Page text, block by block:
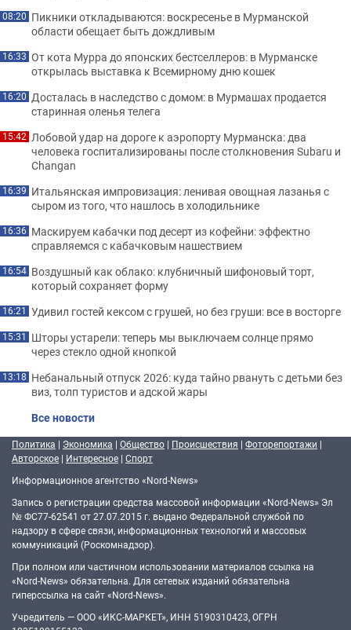
08:20 Пикники откладываются: воскресенье в Мурманской
области обещает быть дождливым
16:33 От кота Мурра до японских бестселлеров: в Мурманске
открылась выставка к Всемирному дню кошек
16:20 Досталась в наследство с домом: в Мурмашах продается
старинная оленья телега
15:42 Лобовой удар на дороге к аэропорту Мурманска: два
человека госпитализированы после столкновения Subaru и
Changan
16:39 Итальянская импровизация: ленивая овощная лазанья с
сыром из того, что нашлось в холодильнике
16:36 Маскируем кабачки под десерт из кофейни: эффектно
справляемся с кабачковым нашествием
16:54 Воздушный как облако: клубничный шифоновый торт,
который сохраняет форму
16:21 Удивил гостей кексом с грушей, но без груши: все в восторге
15:31 Шторы устарели: теперь мы выключаем солнце прямо
через стекло одной кнопкой
13:18 Небанальный отпуск 2026: куда тайно рвануть с детьми без
виз, толп туристов и адской жары
Все новости
Политика | Экономика | Общество | Происшествия | Фоторепортажи |
Авторское | Интересное | Спорт
Информационное агентство «Nord-News»
Запись о регистрации средства массовой информации «Nord-News» Эл
№ ФС77-62541 от 27.07.2015 г. выдано Федеральной службой по
надзору в сфере связи, информационных технологий и массовых
коммуникаций (Роскомнадзор).
При полном или частичном использовании материалов ссылка на
«Nord-News» обязательна. Для сетевых изданий обязательна
гиперссылка на сайт «Nord-News».
Учредитель — ООО «ИКС-МАРКЕТ», ИНН 5190310423, ОГРН